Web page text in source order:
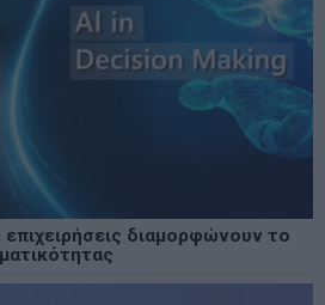
διαμορφώνουν το